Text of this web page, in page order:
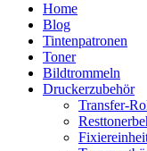
Home
Blog
Tintenpatronen
Toner
Bildtrommeln
Druckerzubehör
Transfer-